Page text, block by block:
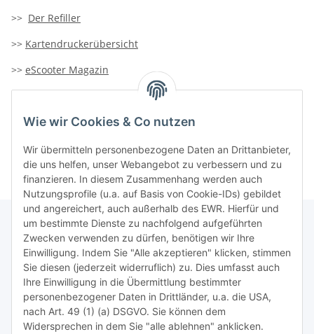
>> Der Refiller
>> Kartendruckerübersicht
>> eScooter Magazin
>>Containersucher
>>Goldinfoseite
TiDis Lizenzsystem
Meist besuchte Seiten:
Tipps & Tricks rund um Sublimation
Wie wir Cookies & Co nutzen
Wir übermitteln personenbezogene Daten an Drittanbieter,
die uns helfen, unser Webangebot zu verbessern und zu
finanzieren. In diesem Zusammenhang werden auch
Nutzungsprofile (u.a. auf Basis von Cookie-IDs) gebildet
und angereichert, auch außerhalb des EWR. Hierfür und
um bestimmte Dienste zu nachfolgend aufgeführten
Zwecken verwenden zu dürfen, benötigen wir Ihre
Einwilligung. Indem Sie "Alle akzeptieren" klicken, stimmen
Sie diesen (jederzeit widerruflich) zu. Dies umfasst auch
Ihre Einwilligung in die Übermittlung bestimmter
personenbezogener Daten in Drittländer, u.a. die USA,
nach Art. 49 (1) (a) DSGVO. Sie können dem
Widersprechen in dem Sie "alle ablehnen" anklicken.